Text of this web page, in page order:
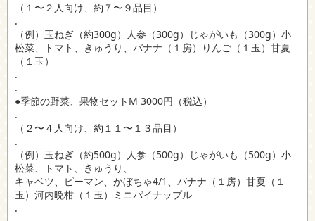
（１〜２人向け、約７〜９品目）
.
（例）玉ねぎ（約300g）人参（300g）じゃがいも（300g）小
松菜、トマト、きゅうり、バナナ（１房）りんご（１玉）甘夏
（１玉）
.
.
●季節の野菜、果物セットM 3000円（税込）
.
（２〜４人向け、約１１〜１３品目）
.
（例）玉ねぎ（約500g）人参（500g）じゃがいも（500g）小
松菜、トマト、きゅうり、
キャベツ、ピーマン、かぼちゃ4/1、バナナ（１房）甘夏（１
玉）河内晩柑（１玉）ミニパイナップル
.